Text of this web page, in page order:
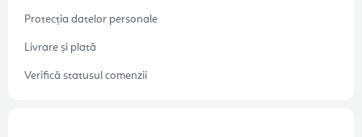
Protecția datelor personale
Livrare și plată
Verifică statusul comenzii